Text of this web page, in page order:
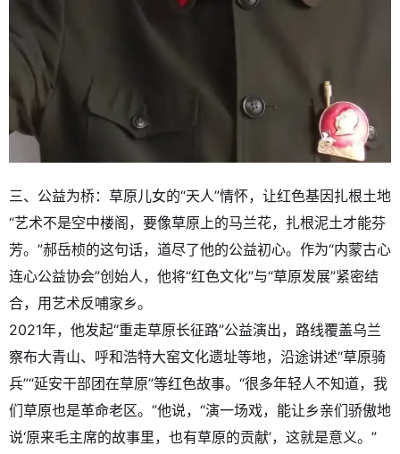
三、公益为桥：草原儿女的“天人”情怀，让红色基因扎根土地
“艺术不是空中楼阁，要像草原上的马兰花，扎根泥土才能芬
芳。”郝岳桢的这句话，道尽了他的公益初心。作为“内蒙古心
连心公益协会”创始人，他将“红色文化”与“草原发展”紧密结
合，用艺术反哺家乡。
2021年，他发起“重走草原长征路”公益演出，路线覆盖乌兰
察布大青山、呼和浩特大窑文化遗址等地，沿途讲述“草原骑
兵”“延安干部团在草原”等红色故事。“很多年轻人不知道，我
们草原也是革命老区。”他说，“演一场戏，能让乡亲们骄傲地
说‘原来毛主席的故事里，也有草原的贡献’，这就是意义。”